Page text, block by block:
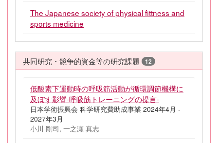
The Japanese society of physical fittness and
sports medicine
共同研究・競争的資金等の研究課題 12
低酸素下運動時の呼吸筋活動が循環調節機構に
及ぼす影響-呼吸筋トレーニングの提言-
日本学術振興会 科学研究費助成事業 2024年4月 -
2027年3月
小川 剛司, 一之瀬 真志